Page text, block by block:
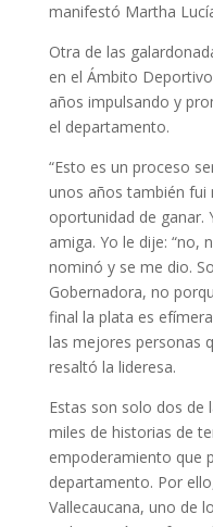
manifestó Martha
Otra de las
en el Ámbito
años impulsando y
el departamento.
“Esto es un proceso
unos años también fui
oportunidad de ganar.
amiga. Yo le dije: “no,
nominó y se me dio.
Gobernadora, no
final la plata es
las mejores personas
resaltó la lideresa.
Estas son solo dos de
miles de historias de
empoderamiento que
departamento. Por
Vallecaucana, uno de